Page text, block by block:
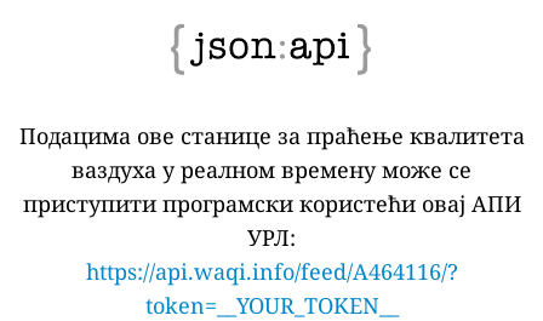
Подацима ове станице за праћење квалитета
ваздуха у реалном времену може се
приступити програмски користећи овај АПИ
УРЛ:
https://api.waqi.info/feed/A464116/?
token=__YOUR_TOKEN__